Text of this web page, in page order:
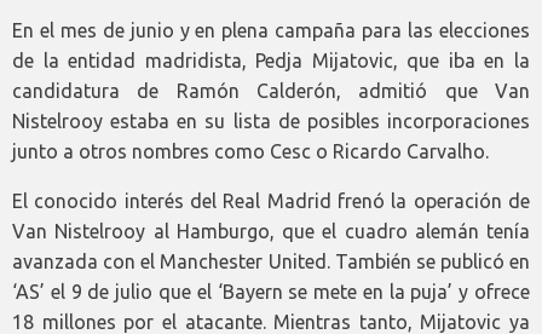
En el mes de junio y en plena campaña para las elecciones
de la entidad madridista, Pedja Mijatovic, que iba en la
candidatura de Ramón Calderón, admitió que Van
Nistelrooy estaba en su lista de posibles incorporaciones
junto a otros nombres como Cesc o Ricardo Carvalho.
El conocido interés del Real Madrid frenó la operación de
Van Nistelrooy al Hamburgo, que el cuadro alemán tenía
avanzada con el Manchester United. También se publicó en
‘AS’ el 9 de julio que el ‘Bayern se mete en la puja’ y ofrece
18 millones por el atacante. Mientras tanto, Mijatovic ya